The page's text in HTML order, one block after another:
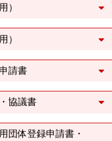
）
）
請書
協議書
団体登録申請書・